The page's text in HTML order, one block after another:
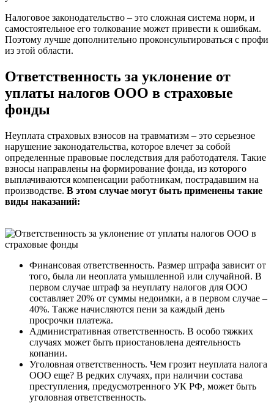
Налоговое законодательство – это сложная система норм, и
самостоятельное его толкование может привести к ошибкам.
Поэтому лучше дополнительно проконсультироваться с профи
из этой области.
Ответственность за уклонение от
уплаты налогов ООО в страховые
фонды
Неуплата страховых взносов на травматизм – это серьезное
нарушение законодательства, которое влечет за собой
определенные правовые последствия для работодателя. Такие
взносы направлены на формирование фонда, из которого
выплачиваются компенсации работникам, пострадавшим на
производстве. В этом случае могут быть применены такие
виды наказаний:
Финансовая ответственность. Размер штрафа зависит от
того, была ли неоплата умышленной или случайной. В
первом случае штраф за неуплату налогов для ООО
составляет 20% от суммы недоимки, а в первом случае –
40%. Также начисляются пени за каждый день
просрочки платежа.
Административная ответственность. В особо тяжких
случаях может быть приостановлена деятельность
копании.
Уголовная ответственность. Чем грозит неуплата налога
ООО еще? В редких случаях, при наличии состава
преступления, предусмотренного УК РФ, может быть
уголовная ответственность.